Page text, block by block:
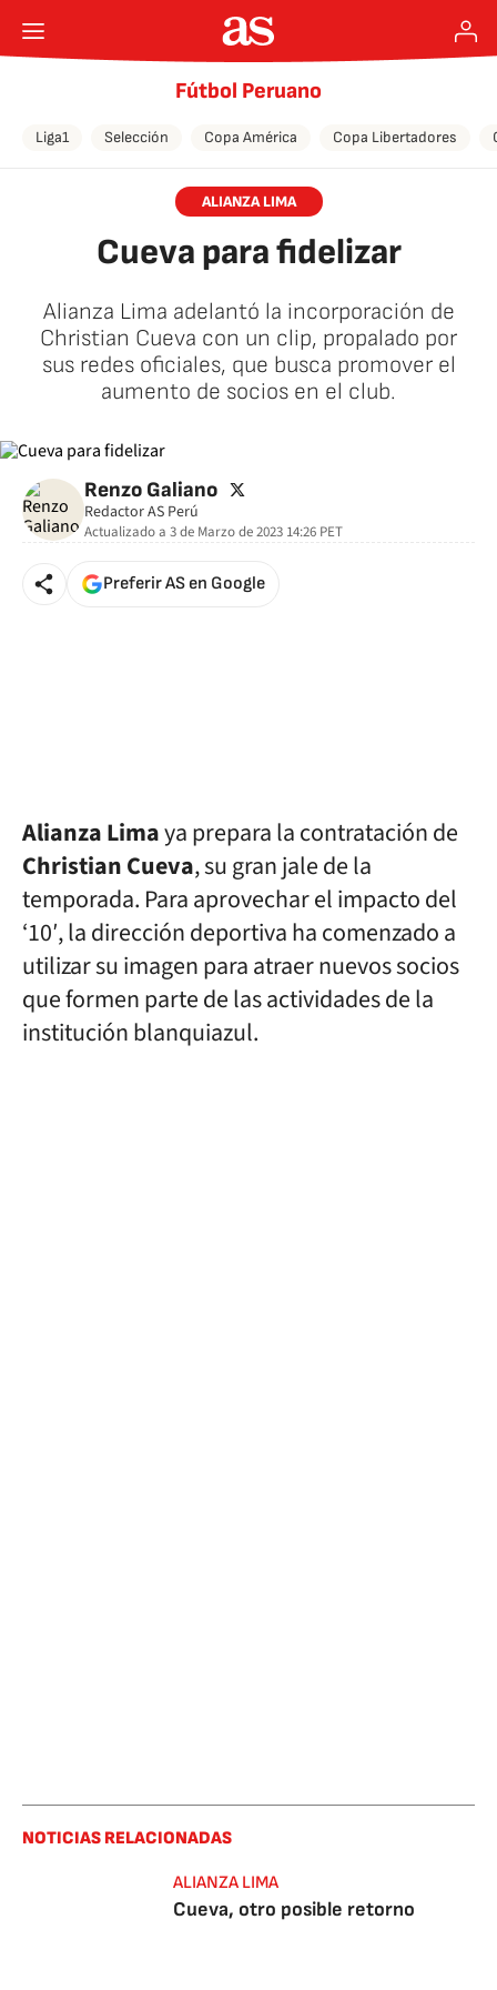
Fútbol Peruano
Liga1 Selección Copa América Copa Libertadores
ALIANZA LIMA
Cueva para fidelizar
Alianza Lima adelantó la incorporación de
Christian Cueva con un clip, propalado por
sus redes oficiales, que busca promover el
aumento de socios en el club.
Renzo Galiano twitter
Redactor AS Perú
Actualizado a 3 de Marzo de 2023 14:26 PET
Preferir AS en Google
Alianza Limaya prepara la contratación de
Christian Cueva, su gran jale de la
temporada. Para aprovechar el impacto del
‘10′, la dirección deportiva ha comenzado a
utilizar su imagen para atraer nuevos socios
que formen parte de las actividades de la
institución blanquiazul.
NOTICIAS RELACIONADAS
ALIANZA LIMA
Cueva, otro posible retorno